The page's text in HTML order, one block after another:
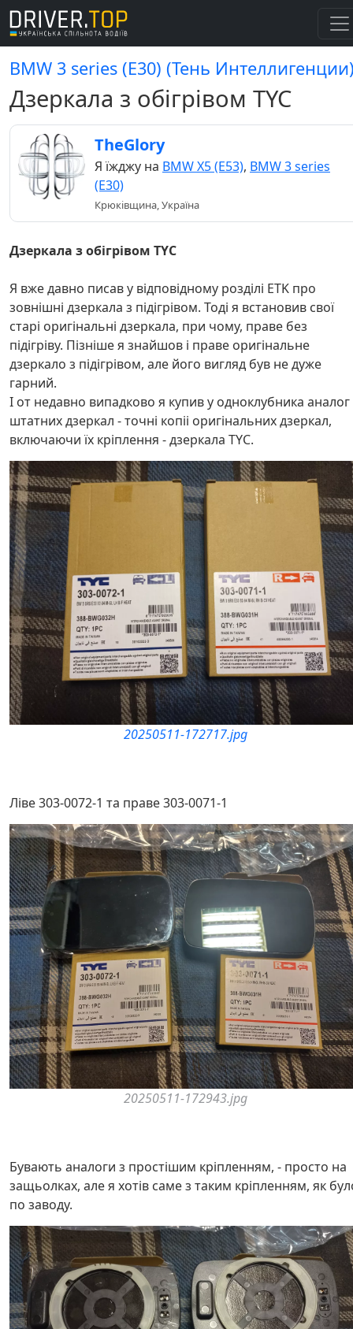
BMW 3 series (E30) (Тень
Дзеркала з обігрівом TYC
TheGlory
Я їжджу на BMW X5 (E53), BMW 3 series
(E30)
Крюківщина, Україна
Дзеркала з обігрівом TYC
Я вже давно писав у відповідному розділі ETK про
зовнішні дзеркала з підігрівом. Тоді я встановив свої
старі оригінальні дзеркала, при чому, праве без
підігріву. Пізніше я знайшов і праве оригінальне
дзеркало з підігрівом, але його вигляд був не дуже
гарний.
І от недавно випадково я купив у одноклубника аналог
штатних дзеркал - точні копіі оригінальних дзеркал,
включаючи їх кріплення - дзеркала TYC.
20250511-172717.jpg
Ліве 303-0072-1 та праве 303-0071-1
20250511-172943.jpg
Бувають аналоги з простішим кріпленням, - просто на
защьолках, але я хотів саме з таким кріпленням, як
по заводу.